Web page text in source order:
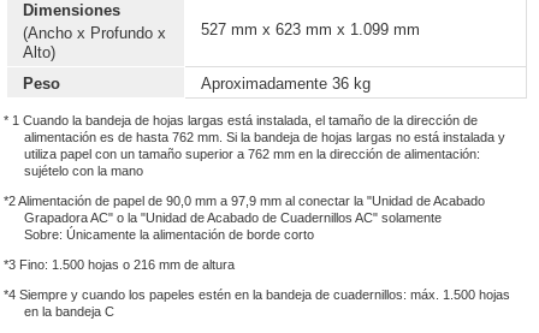
Dimensiones
(Ancho x Profundo x
Alto)
527 mm x 623 mm x 1.099 mm
Peso Aproximadamente 36 kg
* 1 Cuando la bandeja de hojas largas está instalada, el tamaño de la dirección de
alimentación es de hasta 762 mm. Si la bandeja de hojas largas no está instalada y
utiliza papel con un tamaño superior a 762 mm en la dirección de alimentación:
sujételo con la mano
*2 Alimentación de papel de 90,0 mm a 97,9 mm al conectar la "Unidad de Acabado
Grapadora AC" o la "Unidad de Acabado de Cuadernillos AC" solamente
Sobre: Únicamente la alimentación de borde corto
*3 Fino: 1.500 hojas o 216 mm de altura
*4 Siempre y cuando los papeles estén en la bandeja de cuadernillos: máx. 1.500 hojas
en la bandeja C